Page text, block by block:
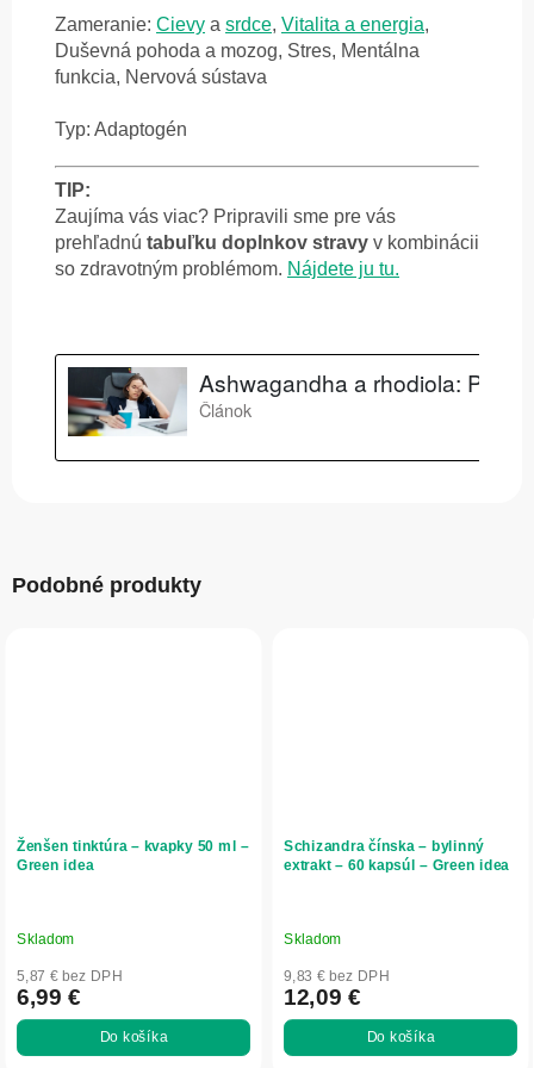
Zameranie: Cievy a srdce, Vitalita a energia,
Duševná pohoda a mozog, Stres, Mentálna
funkcia, Nervová sústava
Typ: Adaptogén
TIP:
Zaujíma vás viac? Pripravili sme pre vás
prehľadnú tabuľku doplnkov stravy v kombinácii
so zdravotným problémom. Nájdete ju tu.
Podobné produkty
Ženšen tinktúra – kvapky 50 ml –
Green idea
Skladom
5,87 € bez DPH
6,99 €
Do košíka
Schizandra čínska – bylinný
extrakt – 60 kapsúl – Green idea
Skladom
9,83 € bez DPH
12,09 €
Do košíka